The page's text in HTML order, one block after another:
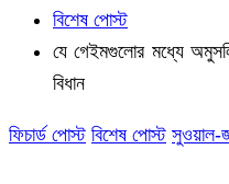
বিশেষ পোস্ট
যে গেইমগুলোর মধ্যে
বিধান
ফিচার্ড পোস্ট বিশেষ পোস্ট সুওয়াল-